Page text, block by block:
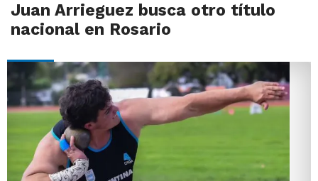
Juan Arrieguez busca otro título
nacional en Rosario